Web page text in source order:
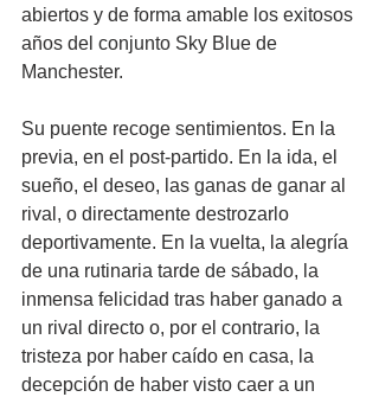
abiertos y de forma amable los exitosos
años del conjunto Sky Blue de
Manchester.
Su puente recoge sentimientos. En la
previa, en el post-partido. En la ida, el
sueño, el deseo, las ganas de ganar al
rival, o directamente destrozarlo
deportivamente. En la vuelta, la alegría
de una rutinaria tarde de sábado, la
inmensa felicidad tras haber ganado a
un rival directo o, por el contrario, la
tristeza por haber caído en casa, la
decepción de haber visto caer a un